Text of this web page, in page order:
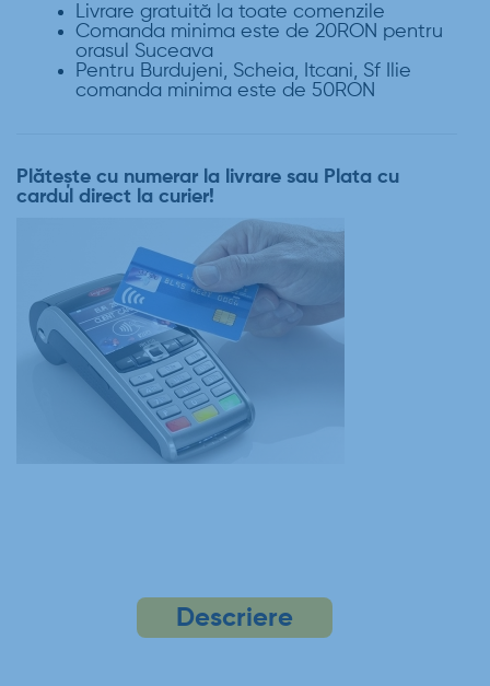
Livrare gratuită la toate comenzile
Comanda minima este de 20RON pentru
orasul Suceava
Pentru Burdujeni, Scheia, Itcani, Sf Ilie
comanda minima este de 50RON
Plătește cu numerar la livrare sau Plata cu
cardul direct la curier!
Descriere